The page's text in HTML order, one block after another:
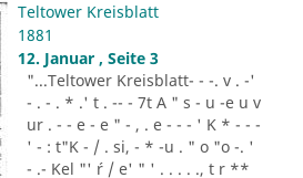
Teltower Kreisblatt
1881
12. Januar , Seite 3
"...Teltower Kreisblatt- - -. v . -'
- . - . * .' t . -- - 7t A " s - u -e u v
ur . - - e - e " - , . e - - - ' K * - - -
' - : t"K - / . si, - * -u . " o "o -. '
- .- Kel "' ´r / e' " ' . . . . ., t r **